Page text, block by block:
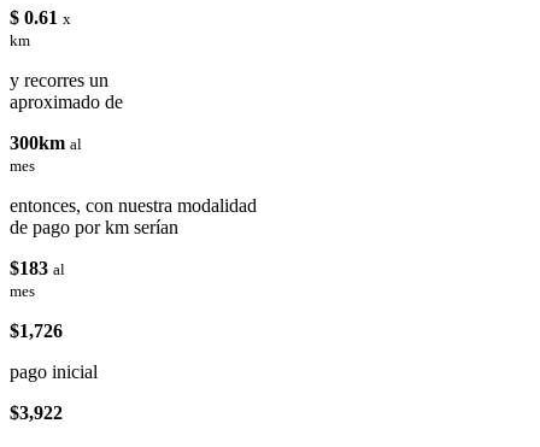
$ 0.61 x
km
y recorres un
aproximado de
300km al
mes
entonces, con nuestra modalidad
de pago por km serían
$183 al
mes
$1,726
pago inicial
$3,922